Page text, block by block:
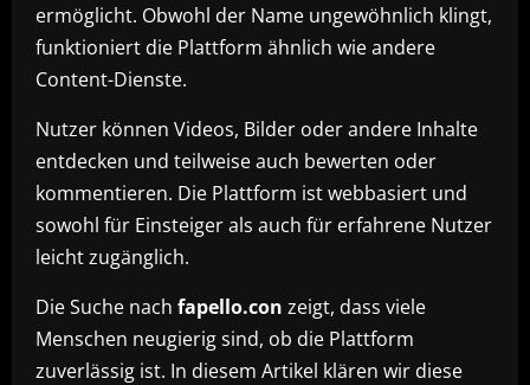
ermöglicht. Obwohl der Name ungewöhnlich klingt,
funktioniert die Plattform ähnlich wie andere
Content-Dienste.
Nutzer können Videos, Bilder oder andere Inhalte
entdecken und teilweise auch bewerten oder
kommentieren. Die Plattform ist webbasiert und
sowohl für Einsteiger als auch für erfahrene Nutzer
leicht zugänglich.
Die Suche nach fapello.con zeigt, dass viele
Menschen neugierig sind, ob die Plattform
zuverlässig ist. In diesem Artikel klären wir diese